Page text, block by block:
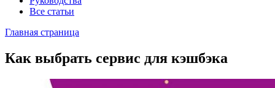
Все статьи
Главная страница
Как выбрать сервис для кэшбэка